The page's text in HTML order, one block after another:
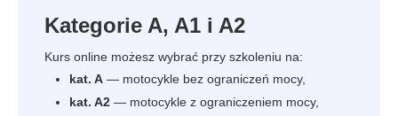
Kategorie A, A1 i A2
Kurs online możesz wybrać przy szkoleniu na:
kat. A — motocykle bez ograniczeń mocy,
kat. A2 — motocykle z ograniczeniem mocy,